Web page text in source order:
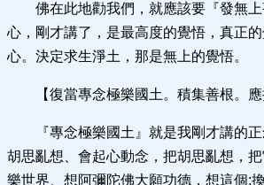
佛在此地勸我們，就應該要『發無
心，剛才講了，是最高度的覺悟，真正
心。決定求生淨土，那是無上的覺悟。
【復當專念極樂國土。積集善根。應
『專念極樂國土』就是我剛才講的
胡思亂想、會起心動念，把胡思亂想，
樂世界、想阿彌陀佛大願功德，想這個;